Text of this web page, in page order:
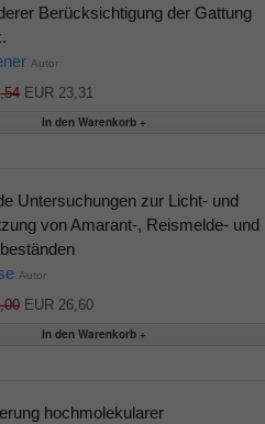
Berücksichtigung der Gattung
Autor
EUR 23,31
Untersuchungen zur Licht- und
von Amarant-, Reismelde- und
Autor
EUR 26,60
hochmolekularer